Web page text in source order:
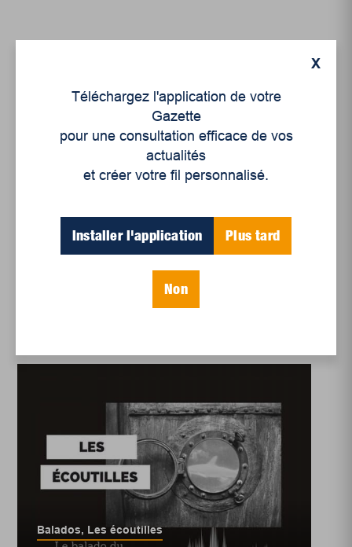
Normand Hamel :
passionné de père en
Balados, Les écoutilles
X
Téléchargez l'application de votre
Gazette
pour une consultation efficace de vos
actualités
et créer votre fil personnalisé.
Installer l'application Plus tard
Non